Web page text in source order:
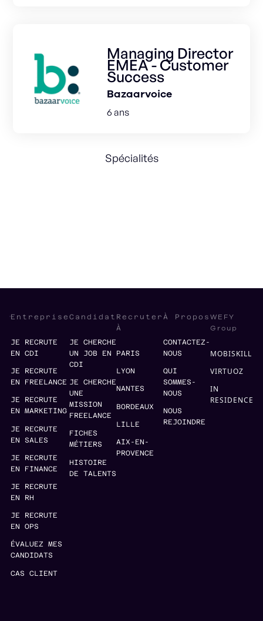
Managing Director
EMEA - Customer
Success
Bazaarvoice
6 ans
Spécialités
Entreprise
JE RECRUTE
EN CDI
JE RECRUTE
EN FREELANCE
JE RECRUTE
EN MARKETING
JE RECRUTE
EN SALES
JE RECRUTE
EN FINANCE
JE RECRUTE
EN RH
JE RECRUTE
EN OPS
ÉVALUEZ MES
CANDIDATS
CAS CLIENT
Candidat
JE CHERCHE
UN JOB EN
CDI
JE CHERCHE
UNE
MISSION
FREELANCE
FICHES
MÉTIERS
HISTOIRE
DE TALENTS
Recruter
À
PARIS
LYON
NANTES
BORDEAUX
LILLE
AIX-EN-
PROVENCE
À Propos
CONTACTEZ-
NOUS
QUI
SOMMES-
NOUS
NOUS
REJOINDRE
WEFY
Group
MOBISKILL
VIRTUOZ
IN
RESIDENCE